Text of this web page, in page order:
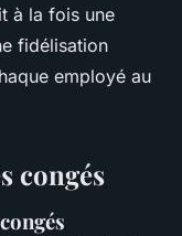
à la fois une
fidélisation
employé au
congés